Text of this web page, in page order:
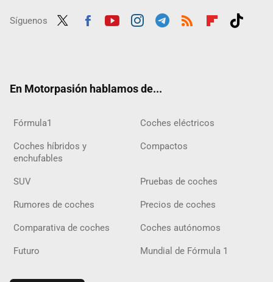
Síguenos
En Motorpasión hablamos de...
Fórmula1 Coches eléctricos
Coches híbridos y
enchufables
Compactos
SUV Pruebas de coches
Rumores de coches Precios de coches
Comparativa de coches Coches autónomos
Futuro Mundial de Fórmula 1